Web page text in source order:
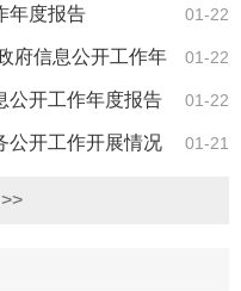
01-22
年度报告
01-22
府信息公开工作年
01-22
公开工作年度报告
01-21
公开工作开展情况